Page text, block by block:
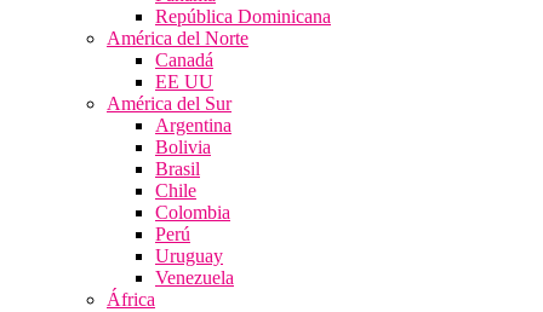
República Dominicana
América del Norte
Canadá
EE UU
América del Sur
Argentina
Bolivia
Brasil
Chile
Colombia
Perú
Uruguay
Venezuela
África